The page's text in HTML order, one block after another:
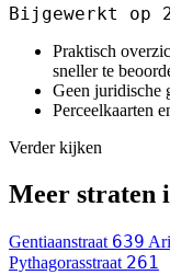
Bijgewerkt op
Praktisch
sneller te
Geen juridische
Perceelkaarten
Verder kijken
Meer straten
Gentiaanstraat 639
Pythagorasstraat 261